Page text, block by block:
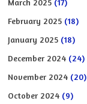
February 2025 (18)
January 2025 (18)
December 2024 (24)
November 2024 (20)
October 2024 (9)